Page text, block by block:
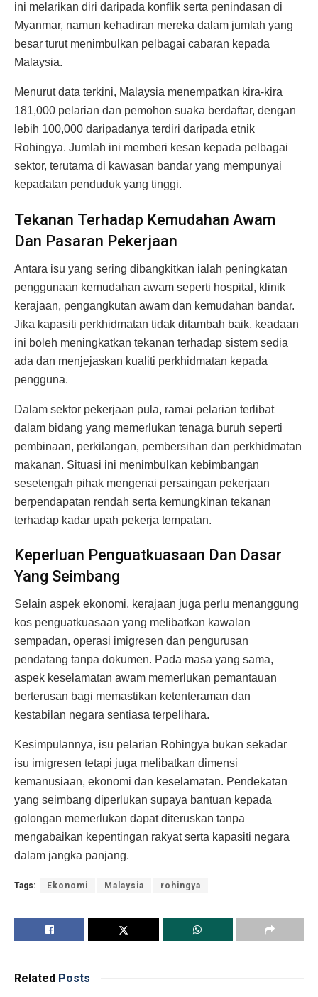
ini melarikan diri daripada konflik serta penindasan di
Myanmar, namun kehadiran mereka dalam jumlah yang
besar turut menimbulkan pelbagai cabaran kepada
Malaysia.
Menurut data terkini, Malaysia menempatkan kira-kira
181,000 pelarian dan pemohon suaka berdaftar, dengan
lebih 100,000 daripadanya terdiri daripada etnik
Rohingya. Jumlah ini memberi kesan kepada pelbagai
sektor, terutama di kawasan bandar yang mempunyai
kepadatan penduduk yang tinggi.
Tekanan Terhadap Kemudahan Awam
Dan Pasaran Pekerjaan
Antara isu yang sering dibangkitkan ialah peningkatan
penggunaan kemudahan awam seperti hospital, klinik
kerajaan, pengangkutan awam dan kemudahan bandar.
Jika kapasiti perkhidmatan tidak ditambah baik, keadaan
ini boleh meningkatkan tekanan terhadap sistem sedia
ada dan menjejaskan kualiti perkhidmatan kepada
pengguna.
Dalam sektor pekerjaan pula, ramai pelarian terlibat
dalam bidang yang memerlukan tenaga buruh seperti
pembinaan, perkilangan, pembersihan dan perkhidmatan
makanan. Situasi ini menimbulkan kebimbangan
sesetengah pihak mengenai persaingan pekerjaan
berpendapatan rendah serta kemungkinan tekanan
terhadap kadar upah pekerja tempatan.
Keperluan Penguatkuasaan Dan Dasar
Yang Seimbang
Selain aspek ekonomi, kerajaan juga perlu menanggung
kos penguatkuasaan yang melibatkan kawalan
sempadan, operasi imigresen dan pengurusan
pendatang tanpa dokumen. Pada masa yang sama,
aspek keselamatan awam memerlukan pemantauan
berterusan bagi memastikan ketenteraman dan
kestabilan negara sentiasa terpelihara.
Kesimpulannya, isu pelarian Rohingya bukan sekadar
isu imigresen tetapi juga melibatkan dimensi
kemanusiaan, ekonomi dan keselamatan. Pendekatan
yang seimbang diperlukan supaya bantuan kepada
golongan memerlukan dapat diteruskan tanpa
mengabaikan kepentingan rakyat serta kapasiti negara
dalam jangka panjang.
Tags: Ekonomi Malaysia rohingya
Related Posts